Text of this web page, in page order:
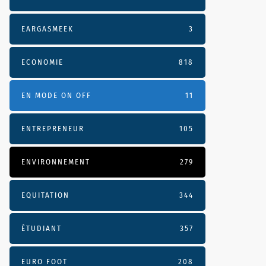
EARGASMEEK 3
ECONOMIE 818
EN MODE ON OFF 11
ENTREPRENEUR 105
ENVIRONNEMENT 279
EQUITATION 344
ÉTUDIANT 357
EURO FOOT 208